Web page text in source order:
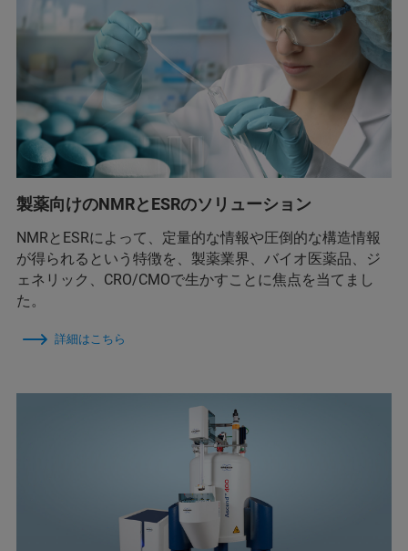
製薬向けのNMRとESRのソリューション
NMRとESRによって、定量的な情報や圧倒的な構造情報
が得られるという特徴を、製薬業界、バイオ医薬品、ジ
ェネリック、CRO/CMOで生かすことに焦点を当てまし
た。
詳細はこちら